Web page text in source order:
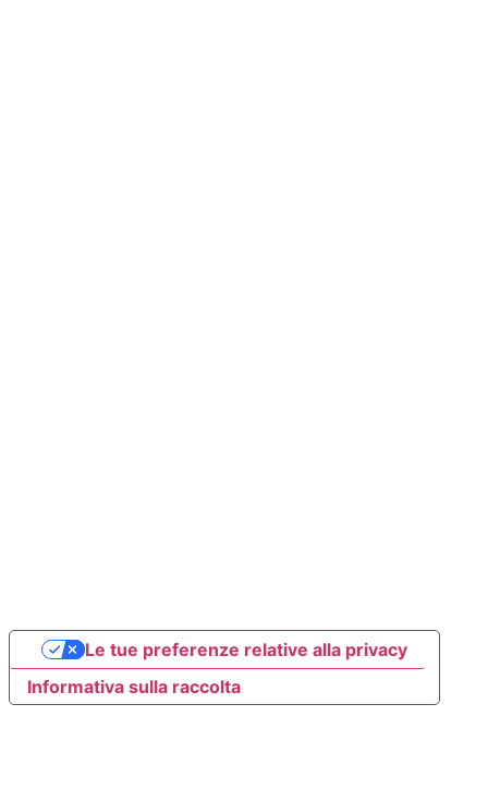
Informativa sulla raccolta
Le tue preferenze relative alla privacy